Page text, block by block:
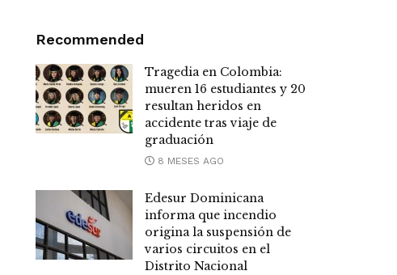
Recommended
Tragedia en Colombia:
mueren 16 estudiantes y 20
resultan heridos en
accidente tras viaje de
graduación
8 MESES AGO
Edesur Dominicana
informa que incendio
origina la suspensión de
varios circuitos en el
Distrito Nacional